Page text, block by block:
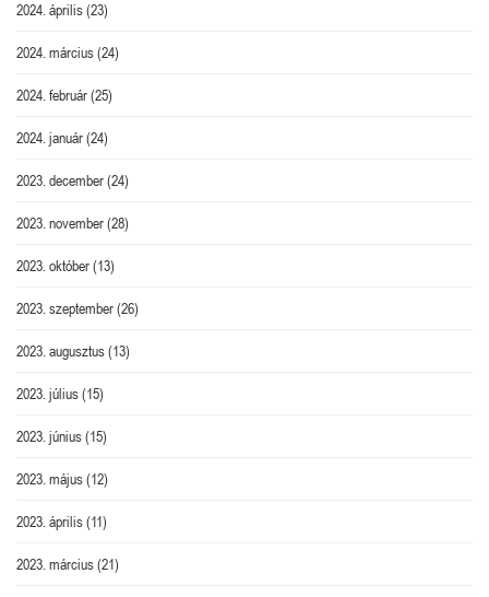
2024. április(23)
2024. március(24)
2024. február(25)
2024. január(24)
2023. december(24)
2023. november(28)
2023. október(13)
2023. szeptember(26)
2023. augusztus(13)
2023. július(15)
2023. június(15)
2023. május(12)
2023. április(11)
2023. március(21)